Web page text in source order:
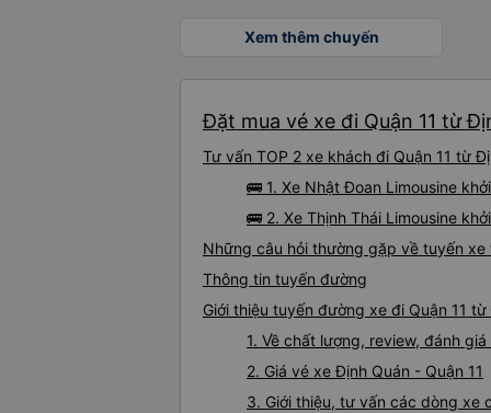
Xem thêm chuyến
Đặt mua vé xe đi Quận 11 từ
Tư vấn TOP 2 xe khách đi Quận 11 từ
🚌 1. Xe Nhật Đoan Limousine
🚌 2. Xe Thịnh Thái Limousine
Những câu hỏi thường gặp về tuyến xe
Thông tin tuyến đường
Giới thiệu tuyến đường xe đi Quận 11 từ
1. Về chất lượng, review, đánh
2. Giá vé xe Định Quán - Quận 11
3. Giới thiệu, tư vấn các dòng xe